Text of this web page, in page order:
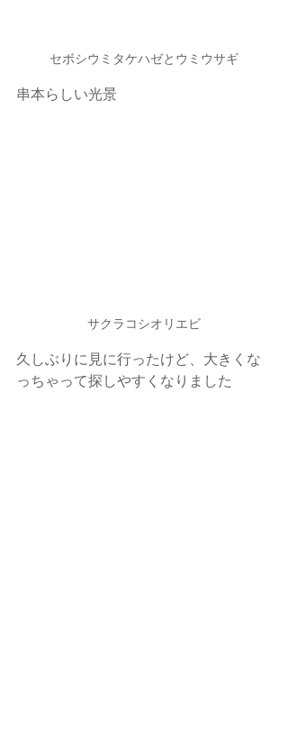
セボシウミタケハゼとウミウサギ
串本らしい光景
サクラコシオリエビ
久しぶりに見に行ったけど、大きくな
っちゃって探しやすくなりました